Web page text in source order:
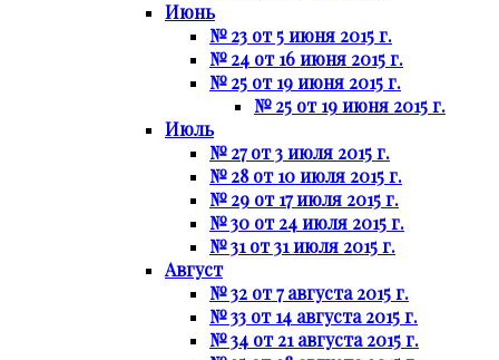
Июнь
№ 23 от 5 июня 2015 г.
№ 24 от 16 июня 2015 г.
№ 25 от 19 июня 2015 г.
№ 25 от 19 июня 2015 г.
Июль
№ 27 от 3 июля 2015 г.
№ 28 от 10 июля 2015 г.
№ 29 от 17 июля 2015 г.
№ 30 от 24 июля 2015 г.
№ 31 от 31 июля 2015 г.
Август
№ 32 от 7 августа 2015 г.
№ 33 от 14 августа 2015 г.
№ 34 от 21 августа 2015 г.